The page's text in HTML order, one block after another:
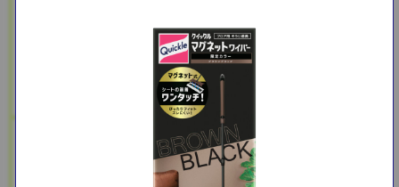
SAJI美鉄習慣（サジー＆マ
PLUSカルピス(R) 免疫ケア /